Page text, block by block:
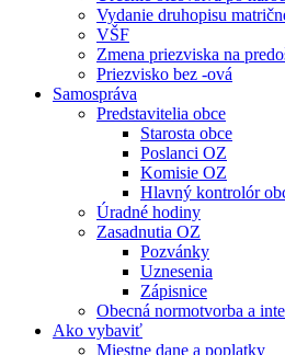
Vydanie druhopisu
VŠF
Zmena priezviska na
Priezvisko bez -ová
Samospráva
Predstavitelia obce
Starosta obce
Poslanci OZ
Komisie OZ
Hlavný kontrolór
Úradné hodiny
Zasadnutia OZ
Pozvánky
Uznesenia
Zápisnice
Obecná normotvorba a
Ako vybaviť
Miestne dane a poplatky